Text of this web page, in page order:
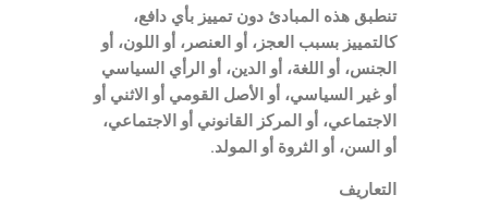
تنطبق هذه المبادئ دون تمييز بأي دافع،
كالتمييز بسبب العجز، أو العنصر، أو اللون، أو
الجنس، أو اللغة، أو الدين، أو الرأي السياسي
أو غير السياسي، أو الأصل القومي أو الاثني أو
الاجتماعي، أو المركز القانوني أو الاجتماعي،
أو السن، أو الثروة أو المولد.
التعاريف